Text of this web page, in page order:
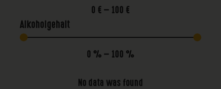
0 € — 100 €
Alkoholgehalt
0 % — 100 %
No data was found